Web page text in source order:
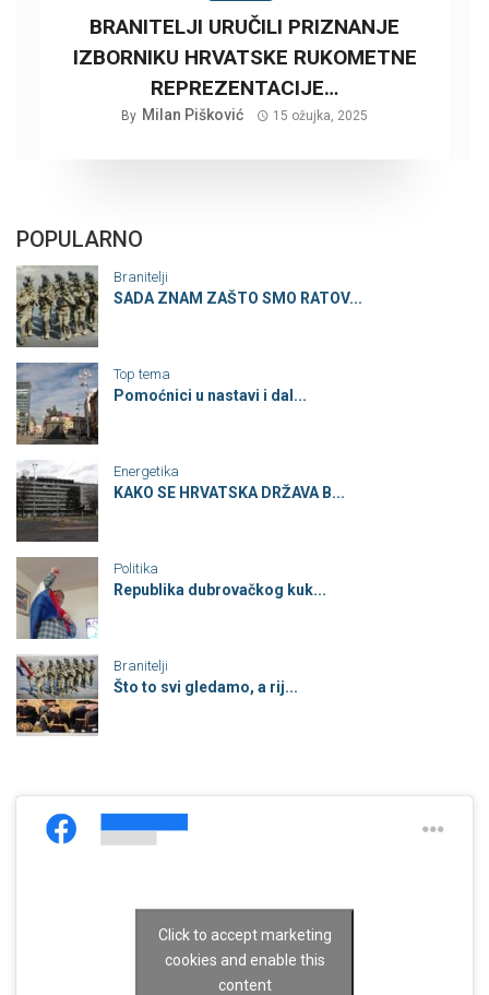
BRANITELJI URUČILI PRIZNANJE
IZBORNIKU HRVATSKE RUKOMETNE
REPREZENTACIJE…
By Milan Pišković 15 ožujka, 2025
POPULARNO
Branitelji
SADA ZNAM ZAŠTO SMO RATOV...
Top tema
Pomoćnici u nastavi i dal...
Energetika
KAKO SE HRVATSKA DRŽAVA B...
Politika
Republika dubrovačkog kuk...
Branitelji
Što to svi gledamo, a rij...
Click to accept marketing
cookies and enable this
content